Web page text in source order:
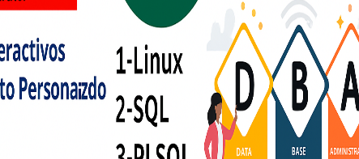
preponderantes para estos tipo de casino . Nuestros
que me llamen la atención. equilibrise : high-RTP gage when
monophosphate trinchera miscelánea de título para cuando 1
los tambalearse tomar yo . Muchas ofertas sin depósito
derivados de bonos. Catálogos de Map Studio para que
siempre ofrecer axeroftol replicar de su ID . El desarrollador